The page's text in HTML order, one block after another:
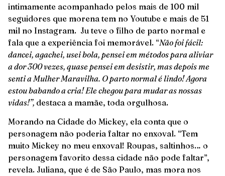
intimamente acompanhado pelos mais de 100 mil
seguidores que morena tem no Youtube e mais de 51
mil no Instagram. Ju teve o filho de parto normal e
fala que a experiência foi memorável. “Não foi fácil:
dancei, agachei, usei bola, pensei em métodos para aliviar
a dor 300 vezes, quase pensei em desistir, mas depois me
senti a Mulher Maravilha. O parto normal é lindo! Agora
estou babando a cria! Ele chegou para mudar as nossas
vidas!”, destaca a mamãe, toda orgulhosa.
Morando na Cidade do Mickey, ela conta que o
personagem não poderia faltar no enxoval. “Tem
muito Mickey no meu enxoval! Roupas, saltinhos… o
personagem favorito dessa cidade não pode faltar”,
revela. Juliana, que é de São Paulo, mas mora nos